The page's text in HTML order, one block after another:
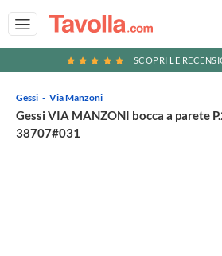
SCOPRI LE
Gessi Via Manzoni
Gessi VIA MANZONI bocca a parete
38707#031